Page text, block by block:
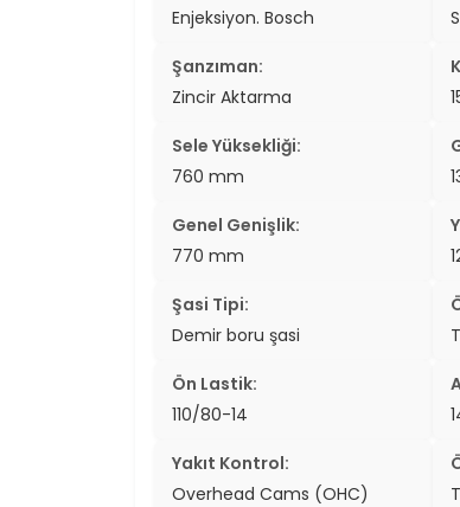
Enjeksiyon. Bosch
Şanzıman:
Zincir Aktarma
Sele Yüksekliği:
760 mm
Genel Genişlik:
770 mm
Şasi Tipi:
Demir boru şasi
Ön Lastik:
110/80-14
Yakıt Kontrol:
Overhead Cams (OHC)